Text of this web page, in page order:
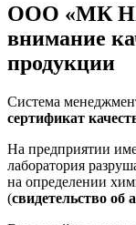
ООО «МК
внимание
продукции
Система
сертификат
На предприятии
лаборатория
на определении
(свидетельство